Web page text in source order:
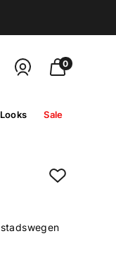
0
Looks Sale